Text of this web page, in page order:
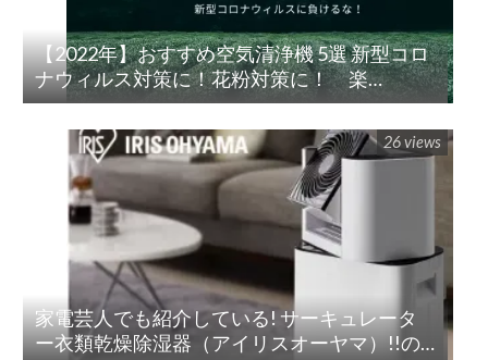
【2022年】おすすめ空気清浄機 5選 新型コロ
ナウィルス対策に！花粉対策に！ 楽
天/Amazon/Yahoo/PayPay
家電芸人でも紹介している! サーキュレータ
ー衣類乾燥除湿器（アイリスオーヤマ）!!の
26 views